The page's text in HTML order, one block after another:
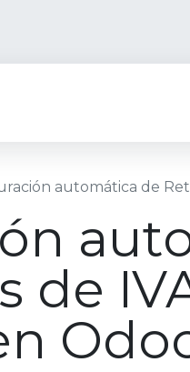
automática de
de